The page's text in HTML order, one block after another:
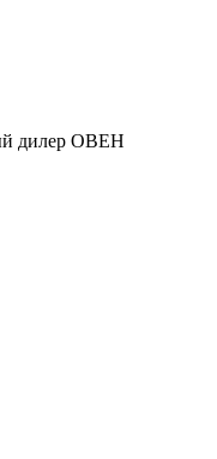
дилер ОВЕН